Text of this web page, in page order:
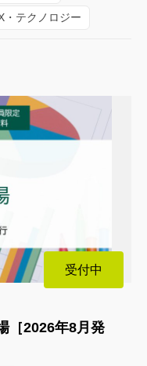
・テクノロジー
受付中
［2026年8月発